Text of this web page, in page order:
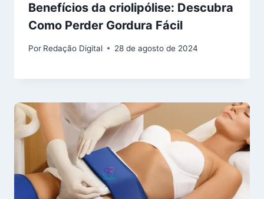
Benefícios da criolipólise: Descubra
Como Perder Gordura Fácil
Por Redação Digital 28 de agosto de 2024